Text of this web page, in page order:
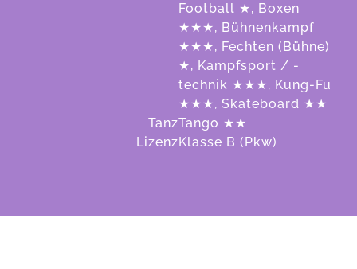
Football ★, Boxen
★★★, Bühnenkampf
★★★, Fechten (Bühne)
★, Kampfsport / -
technik ★★★, Kung-Fu
★★★, Skateboard ★★
TanzTango ★★
LizenzKlasse B (Pkw)